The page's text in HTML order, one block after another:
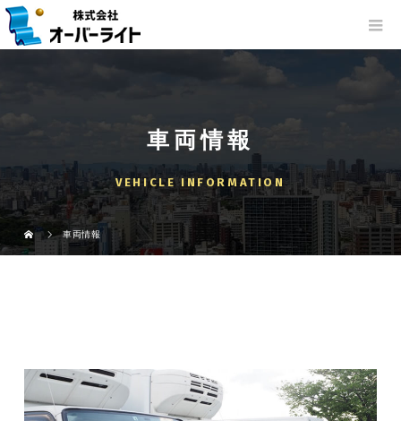
車両情報
VEHICLE INFORMATION
車両情報